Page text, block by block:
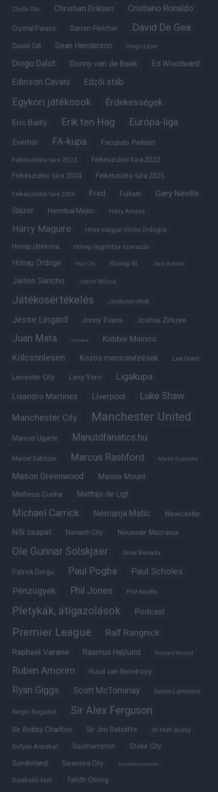
Chido Obi Christian Eriksen Cristiano Ronaldo
Crystal Palace Darren Fletcher David De Gea
David Gill Dean Henderson Diego Leon
Diogo Dalot Donny van de Beek Ed Woodward
Edinson Cavani Edzői stáb
Egykori játékosok Érdekességek
Eric Bailly Erik ten Hag Európa-liga
Everton FA-kupa Facundo Pellistri
Felkészülési túra 2022 Felkészülési túra 2023
Felkészülési túra 2024 Felkészülési túra 2025
Felkészülési túra 2026 Fred Fulham Gary Neville
Glazer Hannibal Mejbri Harry Amass
Harry Maguire Híres magyar Vörös Ördögök
Hónap játékosa Hónap legjobbja szavazás
Hónap Ördöge Hull City Ifjúsági BL Jack Butland
Jadon Sancho Jason Wilcox
Játékosértékelés Játékosprofilok
Jesse Lingard Jonny Evans Joshua Zirkzee
Juan Mata Karl Darlow Kobbie Mainoo
Kölcsönlesen Közös meccsnézések Lee Grant
Leicester City Leny Yoro Ligakupa
Lisandro Martinez Liverpool Luke Shaw
Manchester City Manchester United
Manuel Ugarte Manutdfanatics.hu
Marcel Sabitzer Marcus Rashford Martin Dubravka
Mason Greenwood Mason Mount
Matheus Cunha Matthijs de Ligt
Michael Carrick Nemanja Matic Newcastle
Női csapat Norwich City Noussair Mazraoui
Ole Gunnar Solskjaer Omar Berrada
Patrick Dorgu Paul Pogba Paul Scholes
Pénzügyek Phil Jones Phil Neville
Pletykák, átigazolások Podcast
Premier League Ralf Rangnick
Raphaël Varane Rasmus Højlund Richard Arnold
Ruben Amorim Ruud van Nistelrooy
Ryan Giggs Scott McTominay Senne Lammens
Sergio Reguilon Sir Alex Ferguson
Sir Bobby Charlton Sir Jim Ratcliffe Sir Matt Busby
Sofyan Amrabat Southampton Stoke City
Sunderland Swansea City Szurkoló szemmel
Szurkolói klub Tahith Chong